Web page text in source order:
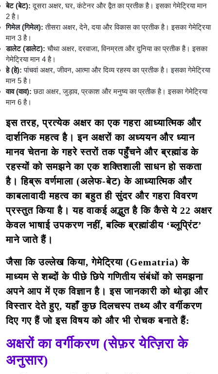
बेट (बेट): दूसरा अक्षर, घर, कंटेनर और द्वैत का प्रतीक है। इसका गेमेट्रिया मान
2 है।
गिमेल (गिमेल): तीसरा अक्षर, देने, दया और विकास का प्रतीक है। इसका गेमेट्रिया
मान 3 है।
डालेट (डालेट): चौथा अक्षर, दरवाजा, विनम्रता और दुनिया का प्रतीक है। इसका
गेमेट्रिया मान 4 है।
हे (हे): पांचवां अक्षर, जीवन, आत्मा और दिव्य रहस्य का प्रतीक है। इसका गेमेट्रिया
मान 5 है।
वाव (वाव): छठा अक्षर, जुड़ाव, प्रकाश और मनुष्य का प्रतीक है। इसका गेमेट्रिया
मान 6 है।
इस तरह, प्रत्येक अक्षर का एक गहरा आध्यात्मिक और
दार्शनिक महत्व है। इन अक्षरों का अध्ययन और ध्यान
मानव चेतना के गहरे स्तरों तक पहुँचने और ब्रह्मांड के
रहस्यों को समझने का एक शक्तिशाली साधन हो सकता
है। हिब्रू वर्णमाला (अलेफ-बेट) के आध्यात्मिक और
काबलावादी महत्व का बहुत ही सुंदर और गहरा विवरण
प्रस्तुत किया है। यह वाकई अद्भुत है कि कैसे ये 22 अक्षर
केवल भाषाई उपकरण नहीं, बल्कि ब्रह्मांडीय ‘ब्लूप्रिंट’
माने जाते हैं।
जैसा कि उल्लेख किया,गेमेट्रिया (Gematria) के
माध्यम से शब्दों के पीछे छिपे गणितीय संबंधों को समझना
अपने आप में एक विज्ञान है। इस जानकारी को थोड़ा और
विस्तार देते हुए, यहाँ कुछ दिलचस्प तथ्य और वर्गीकरण
दिए गए हैं जो इस विषय को और भी रोचक बनाते हैं:
अक्षरों का वर्गीकरण (सेफ़र येत्ज़िरा के
अनुसार)